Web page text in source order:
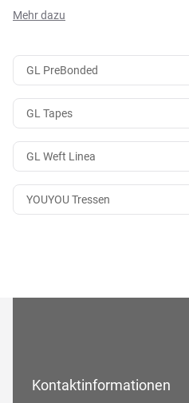
Mehr dazu
GL PreBonded
GL Tapes
GL Weft Linea
YOUYOU Tressen
Kontaktinformationen